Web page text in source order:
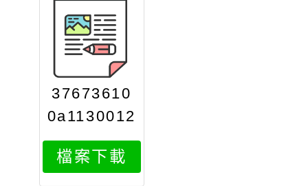
37673610
0a1130012
554attach
1
檔案下載